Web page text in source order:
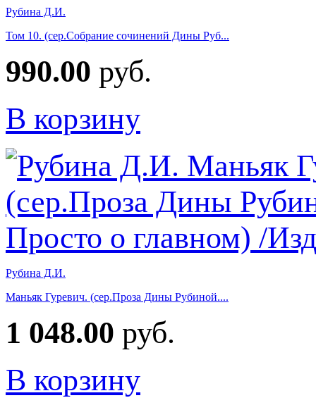
Рубина Д.И.
Том 10. (сер.Собрание сочинений Дины Руб...
990.00 руб.
В корзину
Рубина Д.И.
Маньяк Гуревич. (сер.Проза Дины Рубиной....
1 048.00 руб.
В корзину